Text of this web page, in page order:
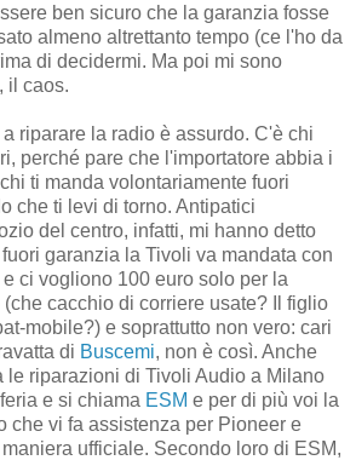
ben sicuro che la garanzia fosse
almeno altrettanto tempo (ce l'ho da
di decidermi. Ma poi mi sono
il caos.
riparare la radio è assurdo. C'è chi
perché pare che l'importatore abbia i
ti manda volontariamente fuori
che ti levi di torno. Antipatici
del centro, infatti, mi hanno detto
garanzia la Tivoli va mandata con
ci vogliono 100 euro solo per la
cacchio di corriere usate? Il figlio
mobile?) e soprattutto non vero: cari
di Buscemi, non è così. Anche
le riparazioni di Tivoli Audio a Milano
e si chiama ESM e per di più voi la
che vi fa assistenza per Pioneer e
ufficiale. Secondo loro di ESM,